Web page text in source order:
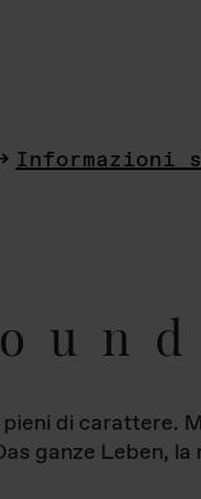
Informazioni
di carattere.
ganze Leben,